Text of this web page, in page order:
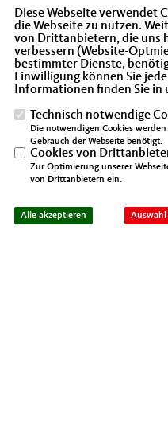
Diese Webseite verwendet
die Webseite zu nutzen.
von Drittanbietern, die uns
verbessern (Website-
bestimmter Dienste,
Einwilligung können Sie
Informationen finden Sie in
Technisch notwendige
Die notwendigen Cookies
Gebrauch der Webseite benötigt.
Cookies von
Zur Optimierung unserer
von Drittanbietern ein.
Alle akzeptieren Auswahl